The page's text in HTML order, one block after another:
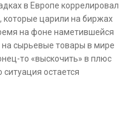
в Европе коррелировал
которые царили на биржах
на фоне наметившейся
сырьевые товары в мире
то «выскочить» в плюс
остается